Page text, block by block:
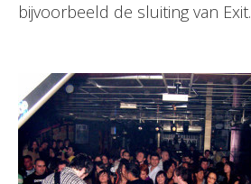
bijvoorbeeld de sluiting van Exit.